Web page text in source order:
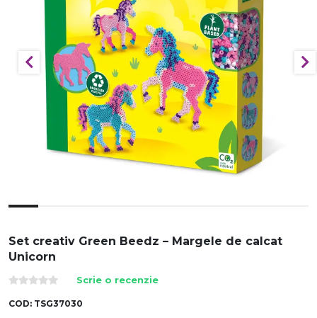
Set creativ Green Beedz – Margele de calcat
Unicorn
Scrie o recenzie
COD: TSG37030